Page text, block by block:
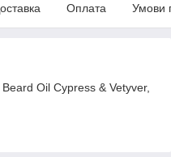
Оплата Умови
Oil Cypress & Vetyver,